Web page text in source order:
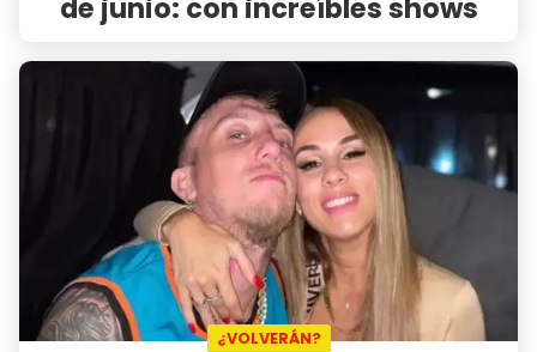
de junio: con increíbles shows
¿VOLVERÁN?